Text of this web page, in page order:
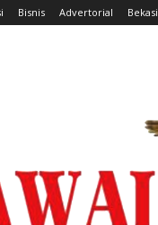
Bisnis Advertorial Bekasi